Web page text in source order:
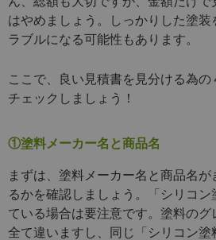
はやめましょう。しっかりした塗装
ラブルになる可能性もあります。
ここで、良い見積書を見分ける為の
チェックしましょう！
①塗料メーカー名と商品名
まずは、塗料メーカー名と商品名
るかを確認しましょう。「シリコ
ている場合は要注意です。塗料のグ
全て違いますし、同じ「シリコン塗